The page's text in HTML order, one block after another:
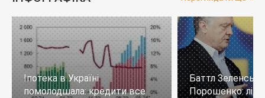
Іпотека в Україні
помолодшала: кредити все
Баттл
Порошенко: